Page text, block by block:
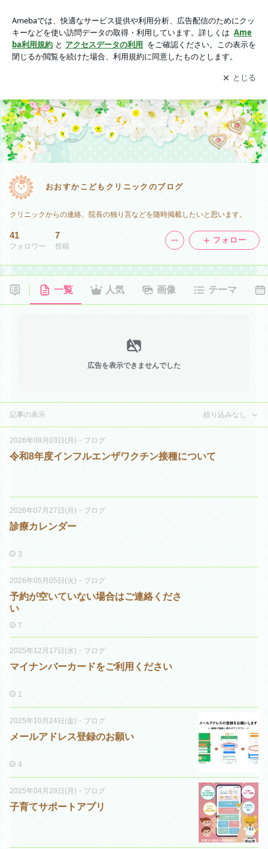
アプリをダウンロードして ブログの更新通知
を受け取りまし
ょう。
開く
おおすかこどもクリニックのブログ
クリニックからの連絡、院長の独り言などを随時掲載したいと思います。
41
フォロワー
7
投稿
フォロー
一覧 人気 画像 テーマ
広告を表示できませんでした
記事の表示 絞り込みなし
2026年08月03日(月) ・ ブログ
令和8年度インフルエンザワクチン接種について
2026年07月27日(月) ・ ブログ
診療カレンダー
3
2026年05月05日(火) ・ ブログ
予約が空いていない場合はご連絡くださ
い
7
2025年12月17日(水) ・ ブログ
マイナンバーカードをご利用ください
1
2025年10月24日(金) ・ ブログ
メールアドレス登録のお願い
4
2025年04月28日(月) ・ ブログ
子育てサポートアプリ